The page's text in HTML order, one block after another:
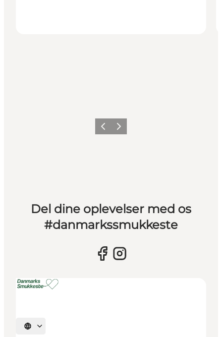
Forrige billede
Næste billede
Del dine oplevelser med os
#danmarkssmukkeste
Vælg sprog